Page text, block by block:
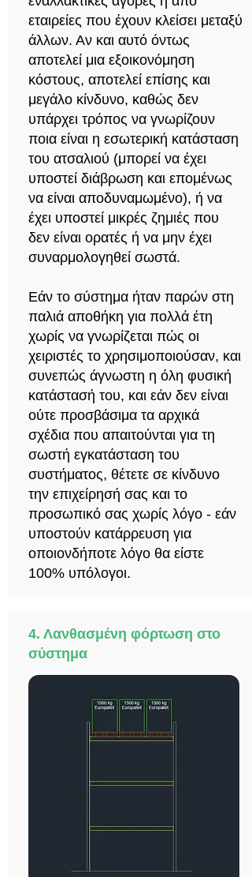
εταιρείες που έχουν κλείσει μεταξύ
άλλων. Αν και αυτό όντως
αποτελεί μια εξοικονόμηση
κόστους, αποτελεί επίσης και
μεγάλο κίνδυνο, καθώς δεν
υπάρχει τρόπος να γνωρίζουν
ποια είναι η εσωτερική κατάσταση
του ατσαλιού (μπορεί να έχει
υποστεί διάβρωση και επομένως
να είναι αποδυναμωμένο), ή να
έχει υποστεί μικρές ζημιές που
δεν είναι ορατές ή να μην έχει
συναρμολογηθεί σωστά.
Εάν το σύστημα ήταν παρών στη
παλιά αποθήκη για πολλά έτη
χωρίς να γνωρίζεται πώς οι
χειριστές το χρησιμοποιούσαν, και
συνεπώς άγνωστη η όλη φυσική
κατάστασή του, και εάν δεν είναι
ούτε προσβάσιμα τα αρχικά
σχέδια που απαιτούνται για τη
σωστή εγκατάσταση του
συστήματος, θέτετε σε κίνδυνο
την επιχείρησή σας και το
προσωπικό σας χωρίς λόγο - εάν
υποστούν κατάρρευση για
οποιονδήποτε λόγο θα είστε
100% υπόλογοι.
4. Λανθασμένη φόρτωση στο
σύστημα